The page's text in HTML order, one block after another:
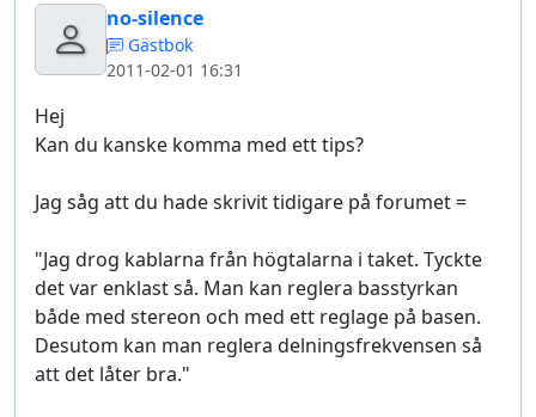
no-silence
Gästbok
2011-02-01 16:31
Hej
Kan du kanske komma med ett tips?
Jag såg att du hade skrivit tidigare på forumet =
"Jag drog kablarna från högtalarna i taket. Tyckte
det var enklast så. Man kan reglera basstyrkan
både med stereon och med ett reglage på basen.
Desutom kan man reglera delningsfrekvensen så
att det låter bra."